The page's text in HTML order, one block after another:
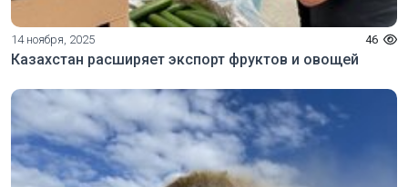
14 ноября, 2025 46
Казахстан расширяет экспорт фруктов и овощей